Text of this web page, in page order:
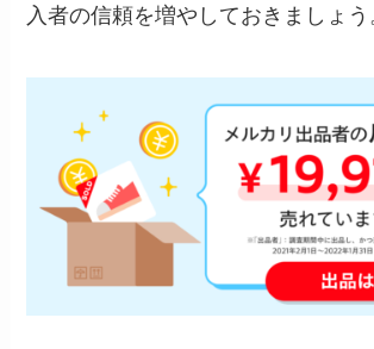
入者の信頼を増やしておきましょう